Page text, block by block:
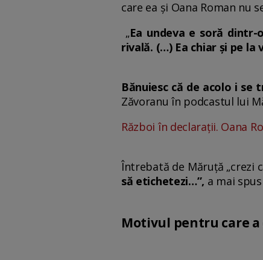
care ea și Oana Roman nu
„Ea undeva e soră
rivală. (…) Ea chiar și pe la
Bănuiesc că de acolo i se
Zăvoranu în podcastul lui
Război în declarații. Oana
Întrebată de Măruță „crezi
să etichetezi…”, a mai
Motivul pentru care